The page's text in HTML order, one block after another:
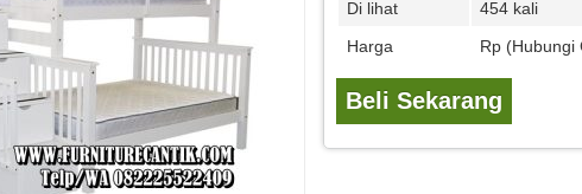
Di lihat
454 kali
Harga
Rp (Hubungi
Beli Sekarang